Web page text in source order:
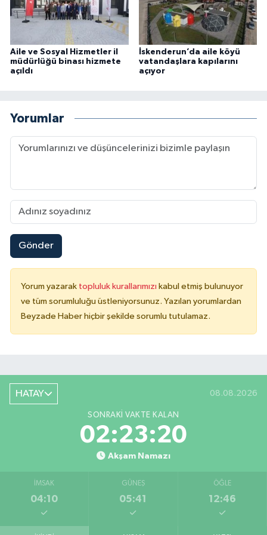
Aile ve Sosyal Hizmetler il
müdürlüğü binası hizmete
açıldı
İskenderun’da aile köyü
vatandaşlara kapılarını
açıyor
Yorumlar
Gönder
Yorum yazarak topluluk kurallarımızı kabul etmiş bulunuyor
ve tüm sorumluluğu üstleniyorsunuz. Yazılan yorumlardan
Beyzade Haber hiçbir şekilde sorumlu tutulamaz.
HATAY 08.08.2026
SONRAKI VAKTE KALAN
02:23:19
Akşam Namazı
İMSAK
04:10
GÜNEŞ
05:41
ÖĞLE
12:46